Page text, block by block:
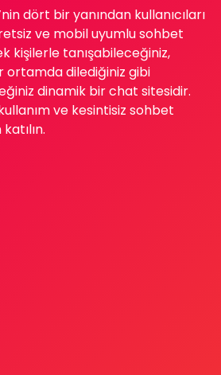
dört bir yanından kullanıcıları
ve mobil uyumlu sohbet
kişilerle tanışabileceğiniz,
ortamda dilediğiniz gibi
dinamik bir chat sitesidir.
ve kesintisiz sohbet